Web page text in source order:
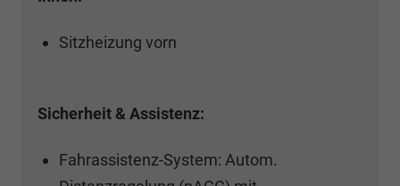
Sitzheizung vorn
Sicherheit & Assistenz:
Fahrassistenz-System: Autom.